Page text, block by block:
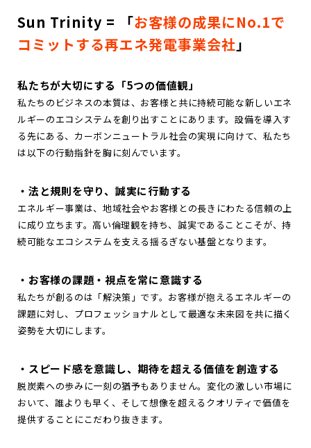
Sun Trinity = 「お客様の成果にNo.1で
コミットする再エネ発電事業会社」
私たちが大切にする「5つの価値観」
私たちのビジネスの本質は、お客様と共に持続可能な新しいエネ
ルギーのエコシステムを創り出すことにあります。設備を導入す
る先にある、カーボンニュートラル社会の実現に向けて、私たち
は以下の行動指針を胸に刻んでいます。
・法と規則を守り、誠実に行動する
エネルギー事業は、地域社会やお客様との長きにわたる信頼の上
に成り立ちます。高い倫理観を持ち、誠実であることこそが、持
続可能なエコシステムを支える揺るぎない基盤となります。
・お客様の課題・視点を常に意識する
私たちが創るのは「解決策」です。お客様が抱えるエネルギーの
課題に対し、プロフェッショナルとして最適な未来図を共に描く
姿勢を大切にします。
・スピード感を意識し、期待を超える価値を創造する
脱炭素への歩みに一刻の猶予もありません。変化の激しい市場に
おいて、誰よりも早く、そして想像を超えるクオリティで価値を
提供することにこだわり抜きます。